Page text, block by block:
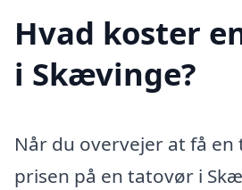
Hvad koster
i Skævinge?
Når du overvejer at få
prisen på en tatovør i